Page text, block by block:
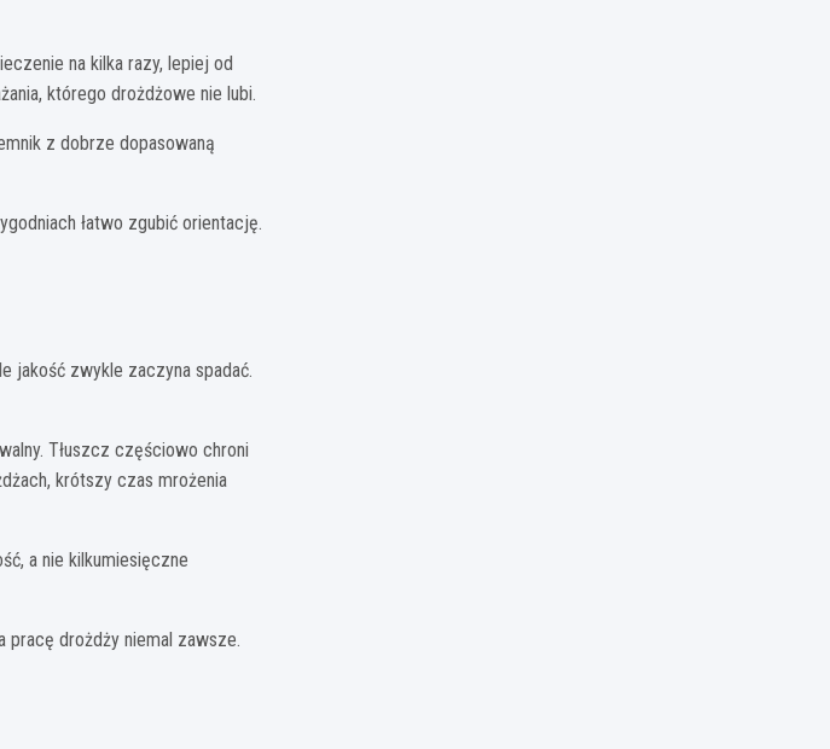
na kilka razy, lepiej od
którego drożdżowe nie lubi.
z dobrze dopasowaną
łatwo zgubić orientację.
jakość zwykle zaczyna spadać.
Tłuszcz częściowo chroni
krótszy czas mrożenia
a nie kilkumiesięczne
pracę drożdży niemal zawsze.